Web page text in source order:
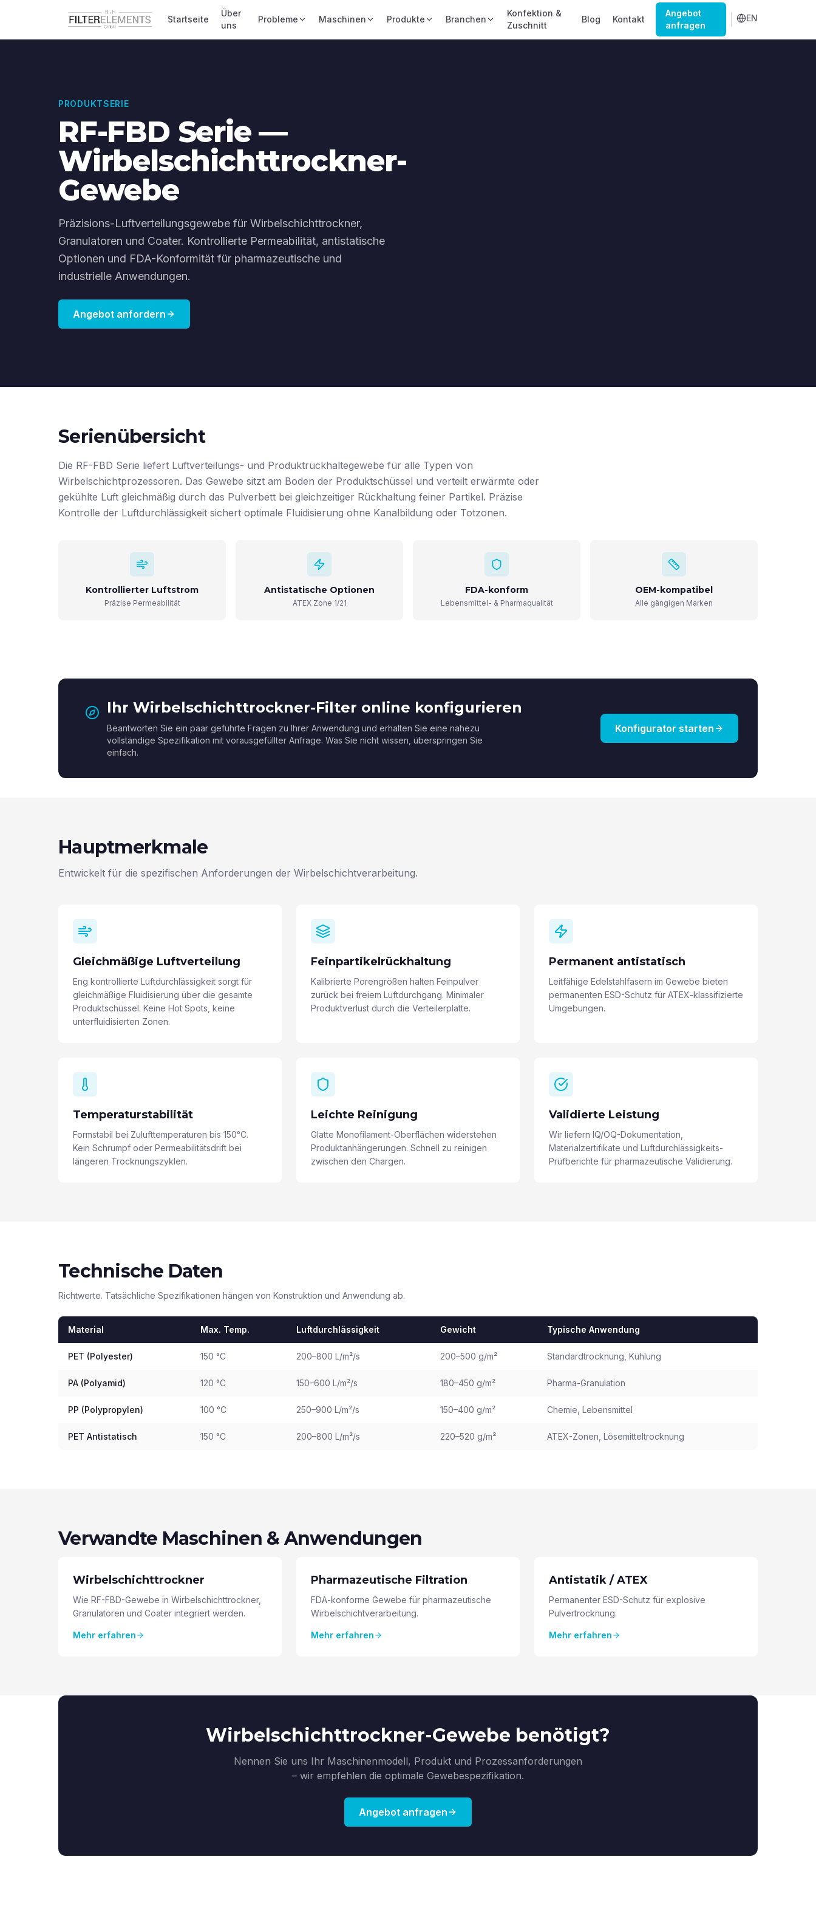
Startseite
Über
uns
Probleme Maschinen Produkte Branchen
Konfektion &
Zuschnitt
Blog Kontakt
Angebot
anfragen
EN
PRODUKTSERIE
RF-FBD Serie —
Wirbelschichttrockner-
Gewebe
Präzisions-Luftverteilungsgewebe für Wirbelschichttrockner,
Granulatoren und Coater. Kontrollierte Permeabilität, antistatische
Optionen und FDA-Konformität für pharmazeutische und
industrielle Anwendungen.
Angebot anfordern
Serienübersicht
Die RF-FBD Serie liefert Luftverteilungs- und Produktrückhaltegewebe für alle Typen von
Wirbelschichtprozessoren. Das Gewebe sitzt am Boden der Produktschüssel und verteilt erwärmte oder
gekühlte Luft gleichmäßig durch das Pulverbett bei gleichzeitiger Rückhaltung feiner Partikel. Präzise
Kontrolle der Luftdurchlässigkeit sichert optimale Fluidisierung ohne Kanalbildung oder Totzonen.
Kontrollierter Luftstrom
Präzise Permeabilität
Antistatische Optionen
ATEX Zone 1/21
FDA-konform
Lebensmittel- & Pharmaqualität
OEM-kompatibel
Alle gängigen Marken
Ihr Wirbelschichttrockner-Filter online konfigurieren
Beantworten Sie ein paar geführte Fragen zu Ihrer Anwendung und erhalten Sie eine nahezu
vollständige Spezifikation mit vorausgefüllter Anfrage. Was Sie nicht wissen, überspringen Sie
einfach.
Konfigurator starten
Hauptmerkmale
Entwickelt für die spezifischen Anforderungen der Wirbelschichtverarbeitung.
Gleichmäßige Luftverteilung
Eng kontrollierte Luftdurchlässigkeit sorgt für
gleichmäßige Fluidisierung über die gesamte
Produktschüssel. Keine Hot Spots, keine
unterfluidisierten Zonen.
Feinpartikelrückhaltung
Kalibrierte Porengrößen halten Feinpulver
zurück bei freiem Luftdurchgang. Minimaler
Produktverlust durch die Verteilerplatte.
Permanent antistatisch
Leitfähige Edelstahlfasern im Gewebe bieten
permanenten ESD-Schutz für ATEX-klassifizierte
Umgebungen.
Temperaturstabilität
Formstabil bei Zulufttemperaturen bis 150°C.
Kein Schrumpf oder Permeabilitätsdrift bei
längeren Trocknungszyklen.
Leichte Reinigung
Glatte Monofilament-Oberflächen widerstehen
Produktanhängerungen. Schnell zu reinigen
zwischen den Chargen.
Validierte Leistung
Wir liefern IQ/OQ-Dokumentation,
Materialzertifikate und Luftdurchlässigkeits-
Prüfberichte für pharmazeutische Validierung.
Technische Daten
Richtwerte. Tatsächliche Spezifikationen hängen von Konstruktion und Anwendung ab.
Material Max. Temp. Luftdurchlässigkeit Gewicht Typische Anwendung
PET (Polyester) 150 °C 200–800 L/m²/s 200–500 g/m² Standardtrocknung, Kühlung
PA (Polyamid) 120 °C 150–600 L/m²/s 180–450 g/m² Pharma-Granulation
PP (Polypropylen) 100 °C 250–900 L/m²/s 150–400 g/m² Chemie, Lebensmittel
PET Antistatisch 150 °C 200–800 L/m²/s 220–520 g/m² ATEX-Zonen, Lösemitteltrocknung
Verwandte Maschinen & Anwendungen
Wirbelschichttrockner
Wie RF-FBD-Gewebe in Wirbelschichttrockner,
Granulatoren und Coater integriert werden.
Mehr erfahren
Pharmazeutische Filtration
FDA-konforme Gewebe für pharmazeutische
Wirbelschichtverarbeitung.
Mehr erfahren
Antistatik / ATEX
Permanenter ESD-Schutz für explosive
Pulvertrocknung.
Mehr erfahren
Wirbelschichttrockner-Gewebe benötigt?
Nennen Sie uns Ihr Maschinenmodell, Produkt und Prozessanforderungen
– wir empfehlen die optimale Gewebespezifikation.
Angebot anfragen